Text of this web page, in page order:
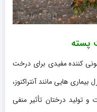
پسته
کننده مفیدی برای درخت
هایی مانند آنتراکنوز،
و تولید درختان تأثیر منفی